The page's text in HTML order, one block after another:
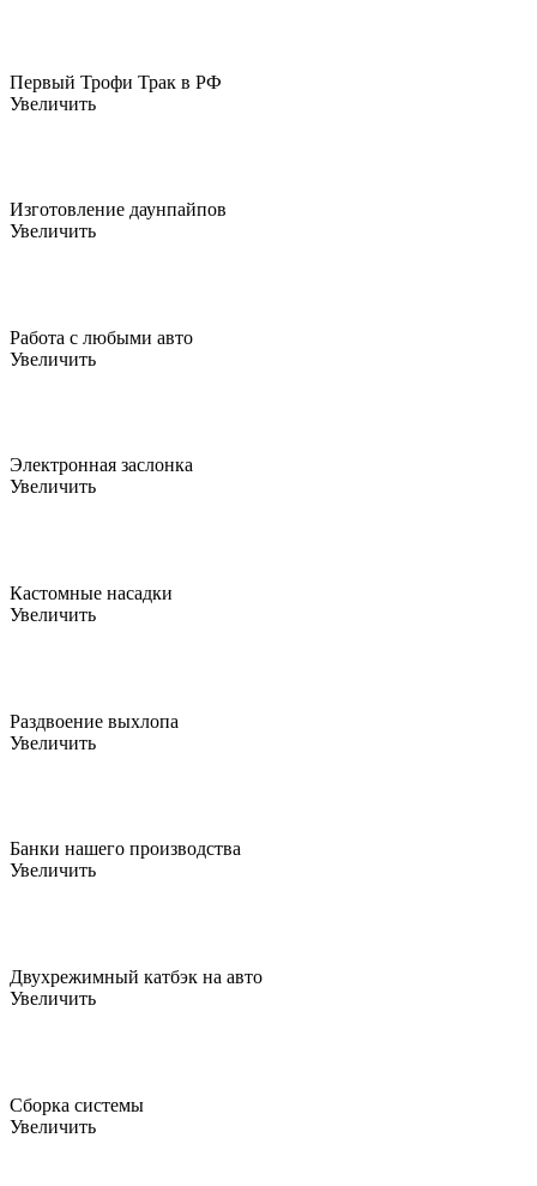
Первый Трофи Трак в РФ
Увеличить
Изготовление даунпайпов
Увеличить
Работа с любыми авто
Увеличить
Электронная заслонка
Увеличить
Кастомные насадки
Увеличить
Раздвоение выхлопа
Увеличить
Банки нашего производства
Увеличить
Двухрежимный катбэк на авто
Увеличить
Сборка системы
Увеличить